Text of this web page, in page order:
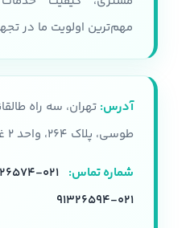
مهم‌ترین اولویت ما در
آدرس: تهران، سه راه
طوسی، پلاک ۲۶۴، واحد ۲ غربی
شماره تماس: ۰۲۱-۹۱۳۲۶۵۷۴
۰۲۱-۹۱۳۲۶۵۹۴